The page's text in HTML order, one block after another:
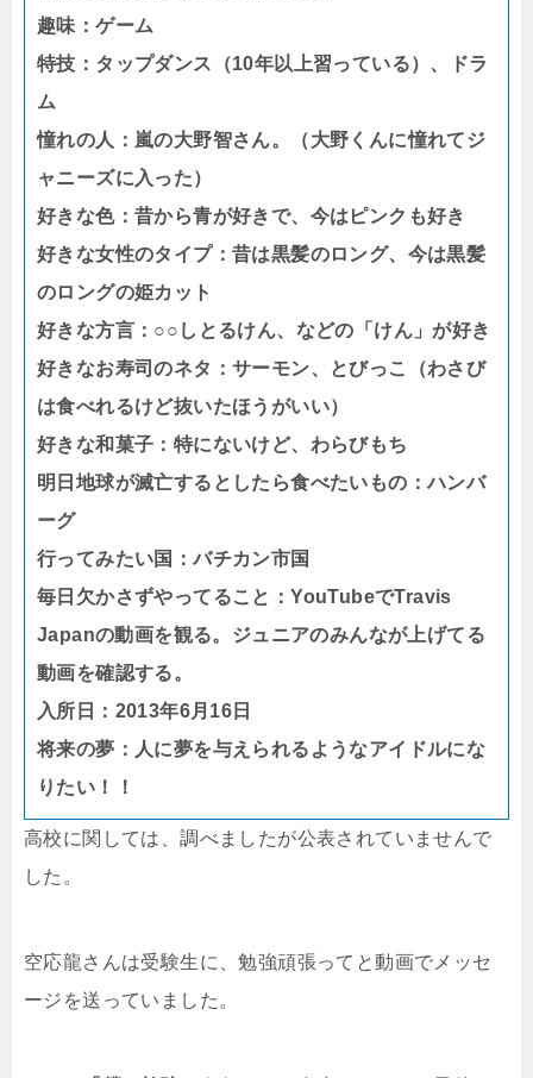
趣味：ゲーム
特技：タップダンス（10年以上習っている）、ドラ
ム
憧れの人：嵐の大野智さん。（大野くんに憧れてジ
ャニーズに入った）
好きな色：昔から青が好きで、今はピンクも好き
好きな女性のタイプ：昔は黒髪のロング、今は黒髪
のロングの姫カット
好きな方言：○○しとるけん、などの「けん」が好き
好きなお寿司のネタ：サーモン、とびっこ（わさび
は食べれるけど抜いたほうがいい）
好きな和菓子：特にないけど、わらびもち
明日地球が滅亡するとしたら食べたいもの：ハンバ
ーグ
行ってみたい国：バチカン市国
毎日欠かさずやってること：YouTubeでTravis
Japanの動画を観る。ジュニアのみんなが上げてる
動画を確認する。
入所日：2013年6月16日
将来の夢：人に夢を与えられるようなアイドルにな
りたい！！
高校に関しては、調べましたが公表されていませんで
した。
空応龍さんは受験生に、勉強頑張ってと動画でメッセ
ージを送っていました。